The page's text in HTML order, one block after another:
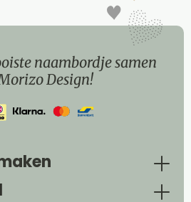
naambordje samen
Design!